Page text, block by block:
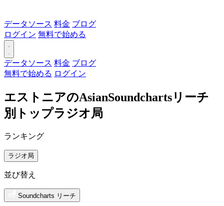
データソース 料金 ブログ
ログイン 無料で始める
データソース 料金 ブログ
無料で始める ログイン
エストニアのAsianSoundchartsリーチ
別トップラジオ局
ランキング
ラジオ局
並び替え
Soundcharts リーチ